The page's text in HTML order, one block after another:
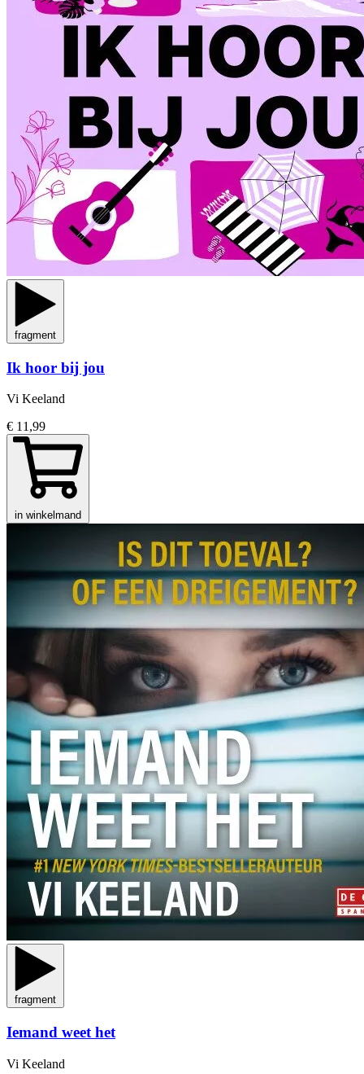
fragment
Ik hoor bij jou
Vi Keeland
€ 11,99
in winkelmand
fragment
Iemand weet het
Vi Keeland